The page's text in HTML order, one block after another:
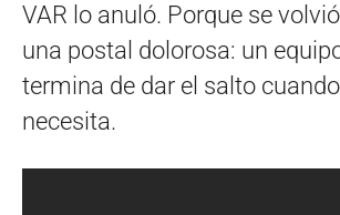
VAR lo anuló. Porque se
una postal dolorosa: un
termina de dar el salto
necesita.